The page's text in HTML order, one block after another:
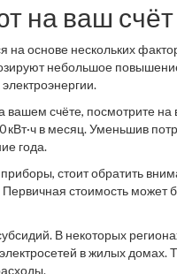
на ваш счёт
основе нескольких
небольшое
вашем счёте, посмотрите
кВт·ч в месяц. Уменьшив
года.
стоит обратить
стоимость может
В некоторых
в жилых домах.